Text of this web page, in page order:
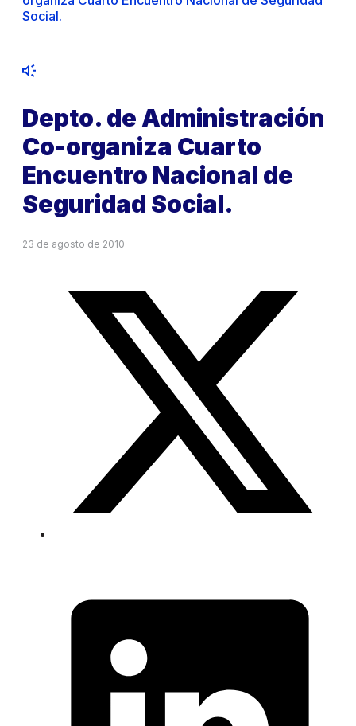
Social.
Depto. de Administración
Co-organiza Cuarto
Encuentro Nacional de
Seguridad Social.
23 de agosto de 2010